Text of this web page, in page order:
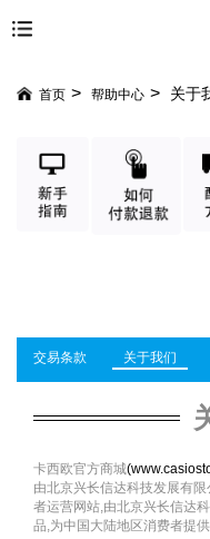
首页 帮助中心 关于
交易条款 关于我们
卡西欧官方商城(
由北京兴长信达科技发展有
者运营网站,由北京兴长信达
品,为中国大陆地区消费者提供